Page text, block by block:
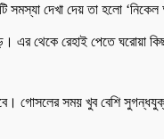
দেখা দেয় তা হলো
এর থেকে রেহাই পেতে ঘরোয়া
সময় খুব বেশি